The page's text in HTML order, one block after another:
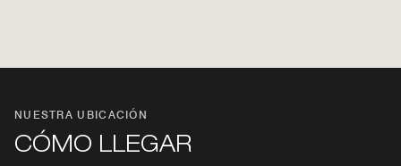
NUESTRA UBICACIÓN
CÓMO LLEGAR